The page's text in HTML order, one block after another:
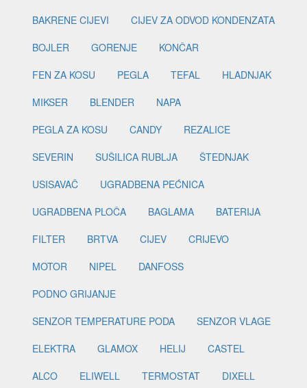
BAKRENE CIJEVI
CIJEV ZA ODVOD KONDENZATA
BOJLER
GORENJE
KONČAR
FEN ZA KOSU
PEGLA TEFAL
HLADNJAK
MIKSER
BLENDER
NAPA
PEGLA ZA KOSU
CANDY
REZALICE
SEVERIN
SUŠILICA RUBLJA
ŠTEDNJAK
USISAVAČ
UGRADBENA PEĆNICA
UGRADBENA PLOČA
BAGLAMA
BATERIJA
FILTER
BRTVA CIJEV
CRIJEVO
MOTOR
NIPEL
DANFOSS
PODNO GRIJANJE
SENZOR TEMPERATURE PODA
SENZOR VLAGE
ELEKTRA
GLAMOX HELIJ
CASTEL
ALCO
ELIWELL TERMOSTAT
DIXELL